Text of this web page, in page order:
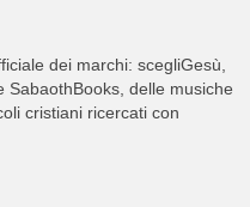
dei marchi: scegliGesù,
SabaothBooks, delle musiche
cristiani ricercati con